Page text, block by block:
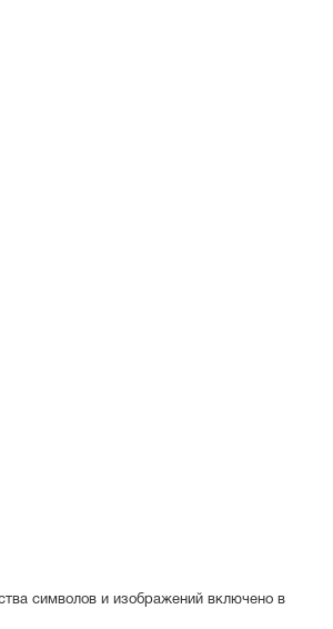
символов и изображений включено в